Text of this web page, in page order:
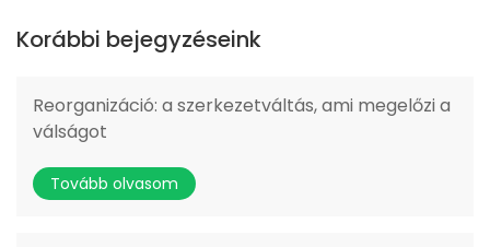
Korábbi bejegyzéseink
Reorganizáció: a szerkezetváltás, ami megelőzi a
válságot
Tovább olvasom